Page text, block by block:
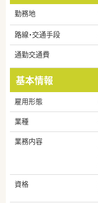
勤務地
路線・交通手段
通勤交通費
基本情報
雇用形態
業種
業務内容
資格